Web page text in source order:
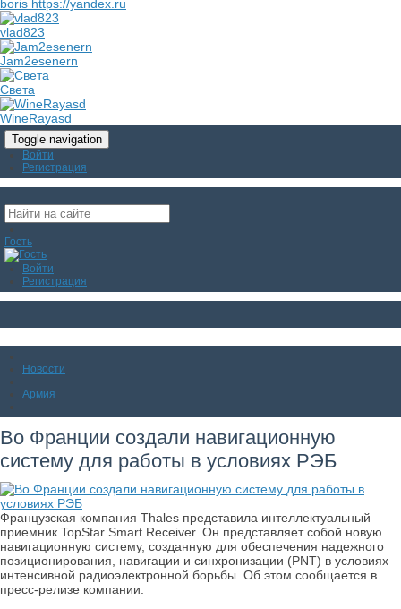
boris https://yandex.ru
vlad823
Jam2esenern
Света
WineRayasd
Toggle navigation
Войти
Регистрация
Гость
Войти
Регистрация
Новости
Армия
Во Франции создали навигационную
систему для работы в условиях РЭБ
Французская компания Thales представила интеллектуальный
приемник TopStar Smart Receiver. Он представляет собой новую
навигационную систему, созданную для обеспечения надежного
позиционирования, навигации и синхронизации (PNT) в условиях
интенсивной радиоэлектронной борьбы. Об этом сообщается в
пресс-релизе компании.